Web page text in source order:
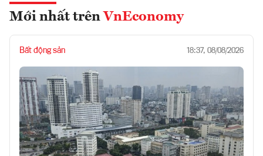
Mới nhất trên VnEconomy
Bất động sản 18:37, 08/08/2026